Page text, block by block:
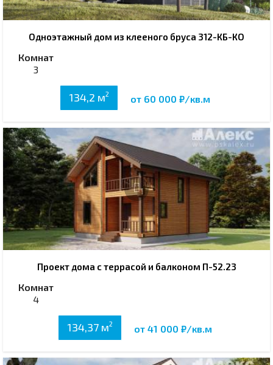
Одноэтажный дом из клееного бруса 312-КБ-КО
Комнат
3
134,2 м2 от 60 000 ₽/кв.м
Проект дома с террасой и балконом П-52.23
Комнат
4
134,37 м2 от 41 000 ₽/кв.м